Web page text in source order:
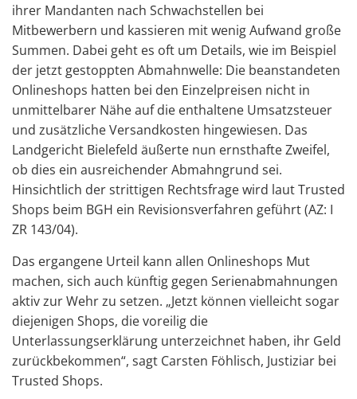
ihrer Mandanten nach Schwachstellen bei
Mitbewerbern und kassieren mit wenig Aufwand große
Summen. Dabei geht es oft um Details, wie im Beispiel
der jetzt gestoppten Abmahnwelle: Die beanstandeten
Onlineshops hatten bei den Einzelpreisen nicht in
unmittelbarer Nähe auf die enthaltene Umsatzsteuer
und zusätzliche Versandkosten hingewiesen. Das
Landgericht Bielefeld äußerte nun ernsthafte Zweifel,
ob dies ein ausreichender Abmahngrund sei.
Hinsichtlich der strittigen Rechtsfrage wird laut Trusted
Shops beim BGH ein Revisionsverfahren geführt (AZ: I
ZR 143/04).
Das ergangene Urteil kann allen Onlineshops Mut
machen, sich auch künftig gegen Serienabmahnungen
aktiv zur Wehr zu setzen. „Jetzt können vielleicht sogar
diejenigen Shops, die voreilig die
Unterlassungserklärung unterzeichnet haben, ihr Geld
zurückbekommen“, sagt Carsten Föhlisch, Justiziar bei
Trusted Shops.